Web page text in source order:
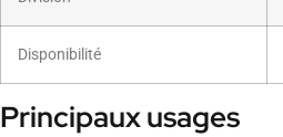
Disponibilité
Principaux usages